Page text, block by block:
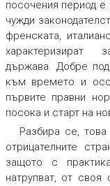
посочения период е
чужди
френската,
характеризират
държава. Добре
към времето и
първите правни
посока и старт на
Разбира се,
отрицателните
защото с
натрупват, от